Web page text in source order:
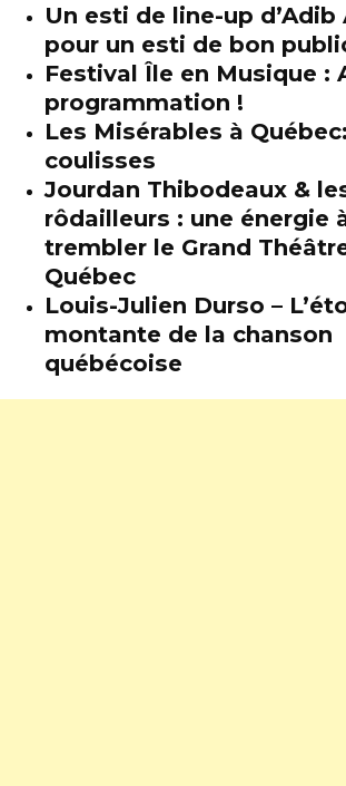
Un esti de line-up
pour un esti de bon
Festival Île en Musique :
programmation !
Les Misérables à
coulisses
Jourdan Thibodeaux &
rôdailleurs : une énergie
trembler le Grand
Québec
Louis-Julien Durso –
montante de la chanson
québécoise